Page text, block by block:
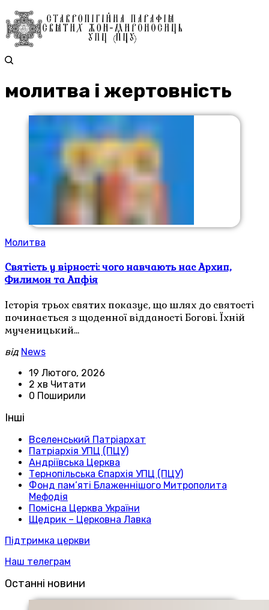
молитва і жертовність
Молитва
Святість у вірності: чого навчають нас Архип,
Филимон та Апфія
Історія трьох святих показує, що шлях до святості
починається з щоденної відданості Богові. Їхній
мученицький…
від News
19 Лютого, 2026
2 хв Читати
0 Поширили
Інші
Вселенський Патріархат
Патріархія УПЦ (ПЦУ)
Андріївська Церква
Тернопільська Єпархія УПЦ (ПЦУ)
Фонд пам’яті Блаженнішого Митрополита
Мефодія
Помісна Церква України
Щедрик – Церковна Лавка
Підтримка церкви
Наш телеграм
Останні новини